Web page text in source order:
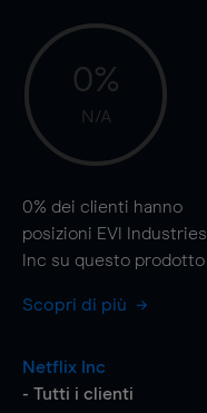
0%
N/A
0% dei clienti hanno
posizioni EVI Industries
Inc su questo prodotto
Scopri di più
Netflix Inc
- Tutti i clienti